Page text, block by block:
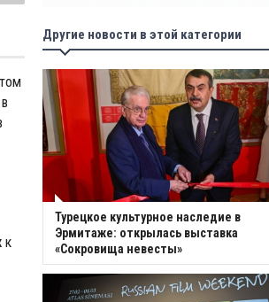
к
Другие новости в этой категории
Турецкое культурное наследие в
Эрмитаже: открылась выставка
«Сокровища невесты»